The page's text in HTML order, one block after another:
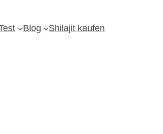
Blog Shilajit kaufen